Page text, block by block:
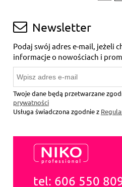
Newsletter
Podaj swój adres e-mail, jeżeli
informacje o nowościach i
Twoje dane będą przetwarzane
prywatności
Usługa świadczona zgodnie z
tel: 606 550